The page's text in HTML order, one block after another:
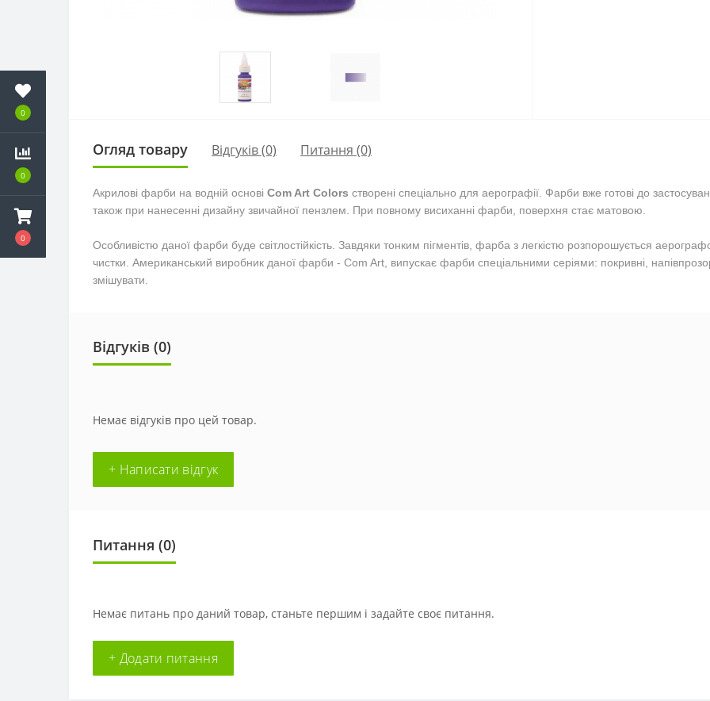
0
0
0
Огляд товару Відгуків (0) Питання (0)
Акрилові фарби на водній основі Com Art Colors створені спеціально для аерографії. Фарби вже готові до
також при нанесенні дизайну звичайної пензлем. При повному висиханні фарби, поверхня стає матовою.
Особливістю даної фарби буде світлостійкість. Завдяки тонким пігментів, фарба з легкістю розпорошується
чистки. Американський виробник даної фарби - Com Art, випускає фарби спеціальними серіями: покривні,
змішувати.
Відгуків (0)
Немає відгуків про цей товар.
+ Написати відгук
Питання (0)
Немає питань про даний товар, станьте першим і задайте своє питання.
+ Додати питання